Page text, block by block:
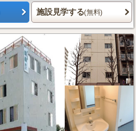
施設見学する(無料)